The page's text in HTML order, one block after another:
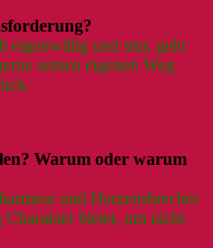
eigenwillig und stur, geht
seinen eigenen Weg
Warum oder warum
und Herzensbrecher
bietet, um nicht